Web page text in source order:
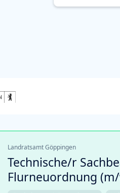
Landratsamt Göppingen
Technische/r
Flurneuordnung